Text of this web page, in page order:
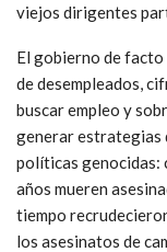
viejos dirigentes
El gobierno de
de desempleados,
buscar empleo y
generar estrategias
políticas genocidas:
años mueren
tiempo
los asesinatos de